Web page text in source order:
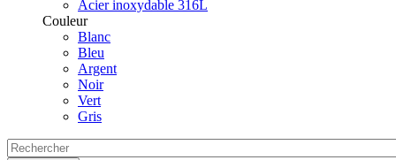
Acier inoxydable 316L
Couleur
Blanc
Bleu
Argent
Noir
Vert
Gris